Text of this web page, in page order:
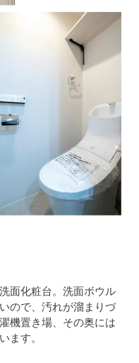
面化粧台。洗面ボウル
ので、汚れが溜まりづ
機置き場、その奥には
ます。